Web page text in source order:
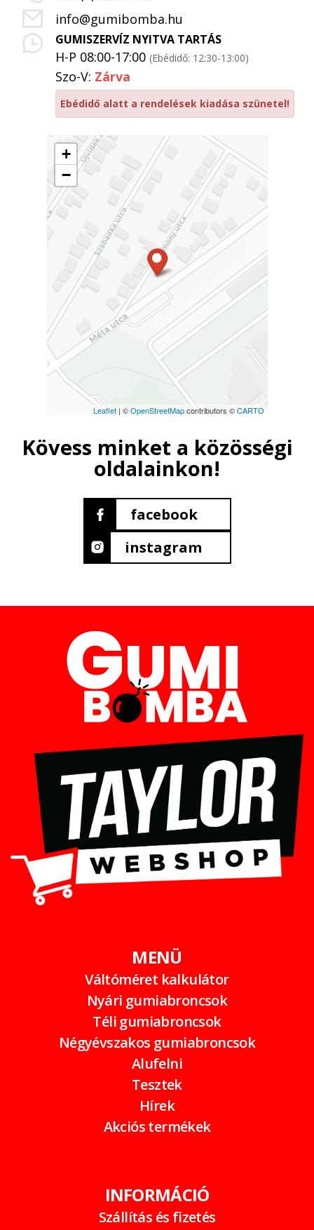
+
−
Leaflet| ©OpenStreetMapcontributors ©CARTO
info@gumibomba.hu
GUMISZERVÍZ NYITVA TARTÁS
H-P 08:00-17:00 (Ebédidő: 12:30-13:00)
Szo-V: Zárva
Ebédidő alatt a rendelések kiadása szünetel!
Kövess minket a közösségi
oldalainkon!
facebook
instagram
MENÜ
Váltóméret kalkulátor
Nyári gumiabroncsok
Téli gumiabroncsok
Négyévszakos gumiabroncsok
Alufelni
Tesztek
Hírek
Akciós termékek
INFORMÁCIÓ
Szállítás és fizetés